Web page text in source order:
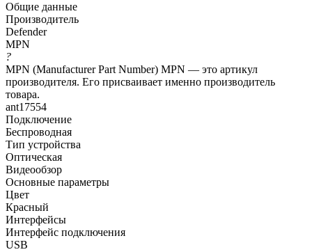
Общие данные
Производитель
Defender
MPN
?
MPN (Manufacturer Part Number) MPN — это артикул
производителя. Его присваивает именно производитель
товара.
ant17554
Подключение
Беспроводная
Тип устройства
Оптическая
Видеообзор
Основные параметры
Цвет
Красный
Интерфейсы
Интерфейс подключения
USB